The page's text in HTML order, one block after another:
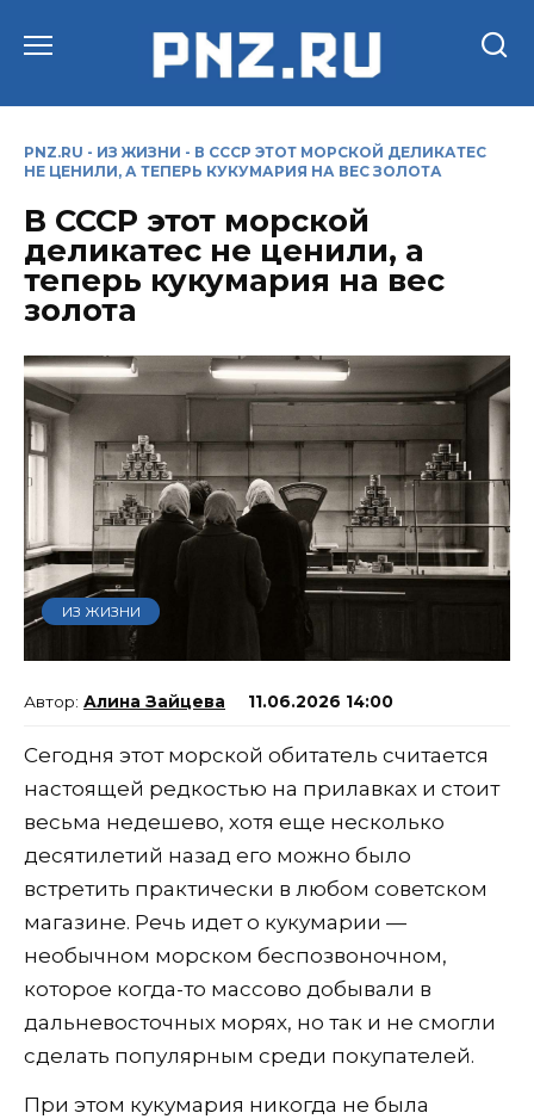
PNZ.RU - ИЗ ЖИЗНИ - В СССР ЭТОТ МОРСКОЙ ДЕЛИКАТЕС
НЕ ЦЕНИЛИ, А ТЕПЕРЬ КУКУМАРИЯ НА ВЕС ЗОЛОТА
В СССР этот морской
деликатес не ценили, а
теперь кукумария на вес
золота
ИЗ ЖИЗНИ
Алина Зайцева 11.06.2026 14:00
Сегодня этот морской обитатель считается
настоящей редкостью на прилавках и стоит
весьма недешево, хотя еще несколько
десятилетий назад его можно было
встретить практически в любом советском
магазине. Речь идет о кукумарии —
необычном морском беспозвоночном,
которое когда-то массово добывали в
дальневосточных морях, но так и не смогли
сделать популярным среди покупателей.
При этом кукумария никогда не была